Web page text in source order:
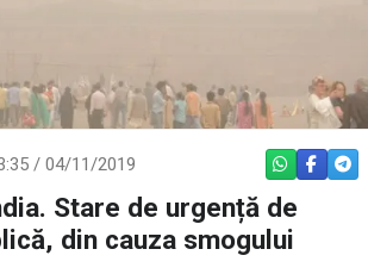
/ 04/11/2019 WHATSAPP
Stare de urgență de
din cauza smogului